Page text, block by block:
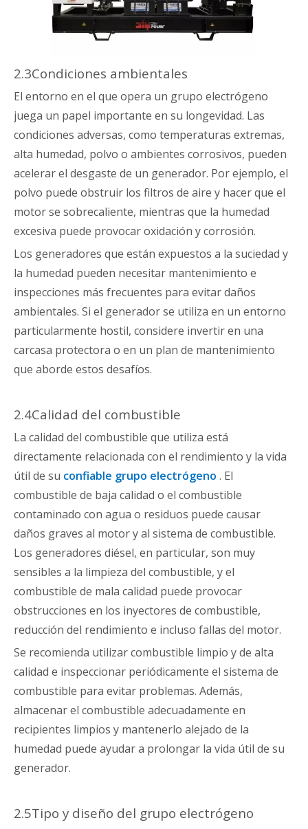
2.3Condiciones ambientales
El entorno en el que opera un grupo electrógeno
juega un papel importante en su longevidad. Las
condiciones adversas, como temperaturas extremas,
alta humedad, polvo o ambientes corrosivos, pueden
acelerar el desgaste de un generador. Por ejemplo, el
polvo puede obstruir los filtros de aire y hacer que el
motor se sobrecaliente, mientras que la humedad
excesiva puede provocar oxidación y corrosión.
Los generadores que están expuestos a la suciedad y
la humedad pueden necesitar mantenimiento e
inspecciones más frecuentes para evitar daños
ambientales. Si el generador se utiliza en un entorno
particularmente hostil, considere invertir en una
carcasa protectora o en un plan de mantenimiento
que aborde estos desafíos.
2.4Calidad del combustible
La calidad del combustible que utiliza está
directamente relacionada con el rendimiento y la vida
útil de su confiable grupo electrógeno . El
combustible de baja calidad o el combustible
contaminado con agua o residuos puede causar
daños graves al motor y al sistema de combustible.
Los generadores diésel, en particular, son muy
sensibles a la limpieza del combustible, y el
combustible de mala calidad puede provocar
obstrucciones en los inyectores de combustible,
reducción del rendimiento e incluso fallas del motor.
Se recomienda utilizar combustible limpio y de alta
calidad e inspeccionar periódicamente el sistema de
combustible para evitar problemas. Además,
almacenar el combustible adecuadamente en
recipientes limpios y mantenerlo alejado de la
humedad puede ayudar a prolongar la vida útil de su
generador.
2.5Tipo y diseño del grupo electrógeno